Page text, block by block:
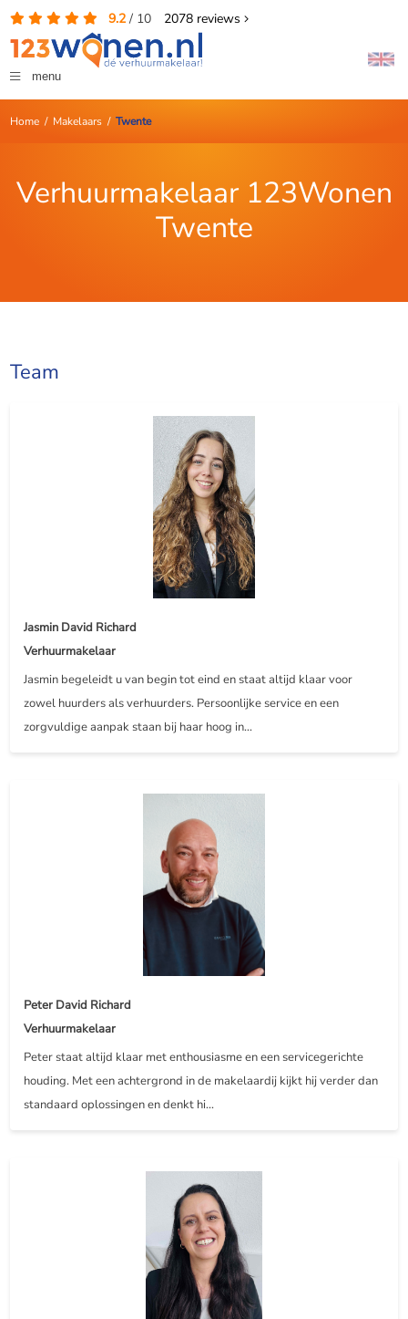
9.2/ 10 2078reviews
menu
Home/ Makelaars/ Twente
Verhuurmakelaar 123Wonen
Twente
Team
Jasmin David Richard
Verhuurmakelaar
Jasmin begeleidt u van begin tot eind en staat altijd klaar voor
zowel huurders als verhuurders. Persoonlijke service en een
zorgvuldige aanpak staan bij haar hoog in...
Peter David Richard
Verhuurmakelaar
Peter staat altijd klaar met enthousiasme en een servicegerichte
houding. Met een achtergrond in de makelaardij kijkt hij verder dan
standaard oplossingen en denkt hi...